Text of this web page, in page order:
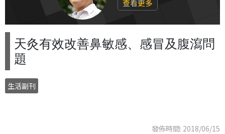
查看更多
天灸有效改善鼻敏感、感冒及腹瀉問
題
生活副刊
發佈時間: 2018/06/15